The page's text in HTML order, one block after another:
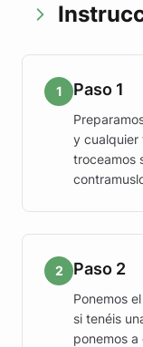
1 Paso 1
y cualquier
troceamos
2 Paso 2
Ponemos
si tenéis
ponemos